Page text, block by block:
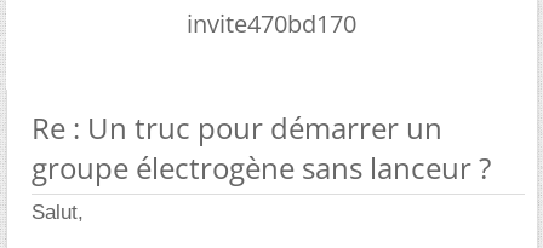
invite470bd170
Re : Un truc pour démarrer un
groupe électrogène sans lanceur ?
Salut,